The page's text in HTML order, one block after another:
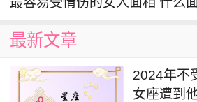
最新文章
2024年不
女座遭到